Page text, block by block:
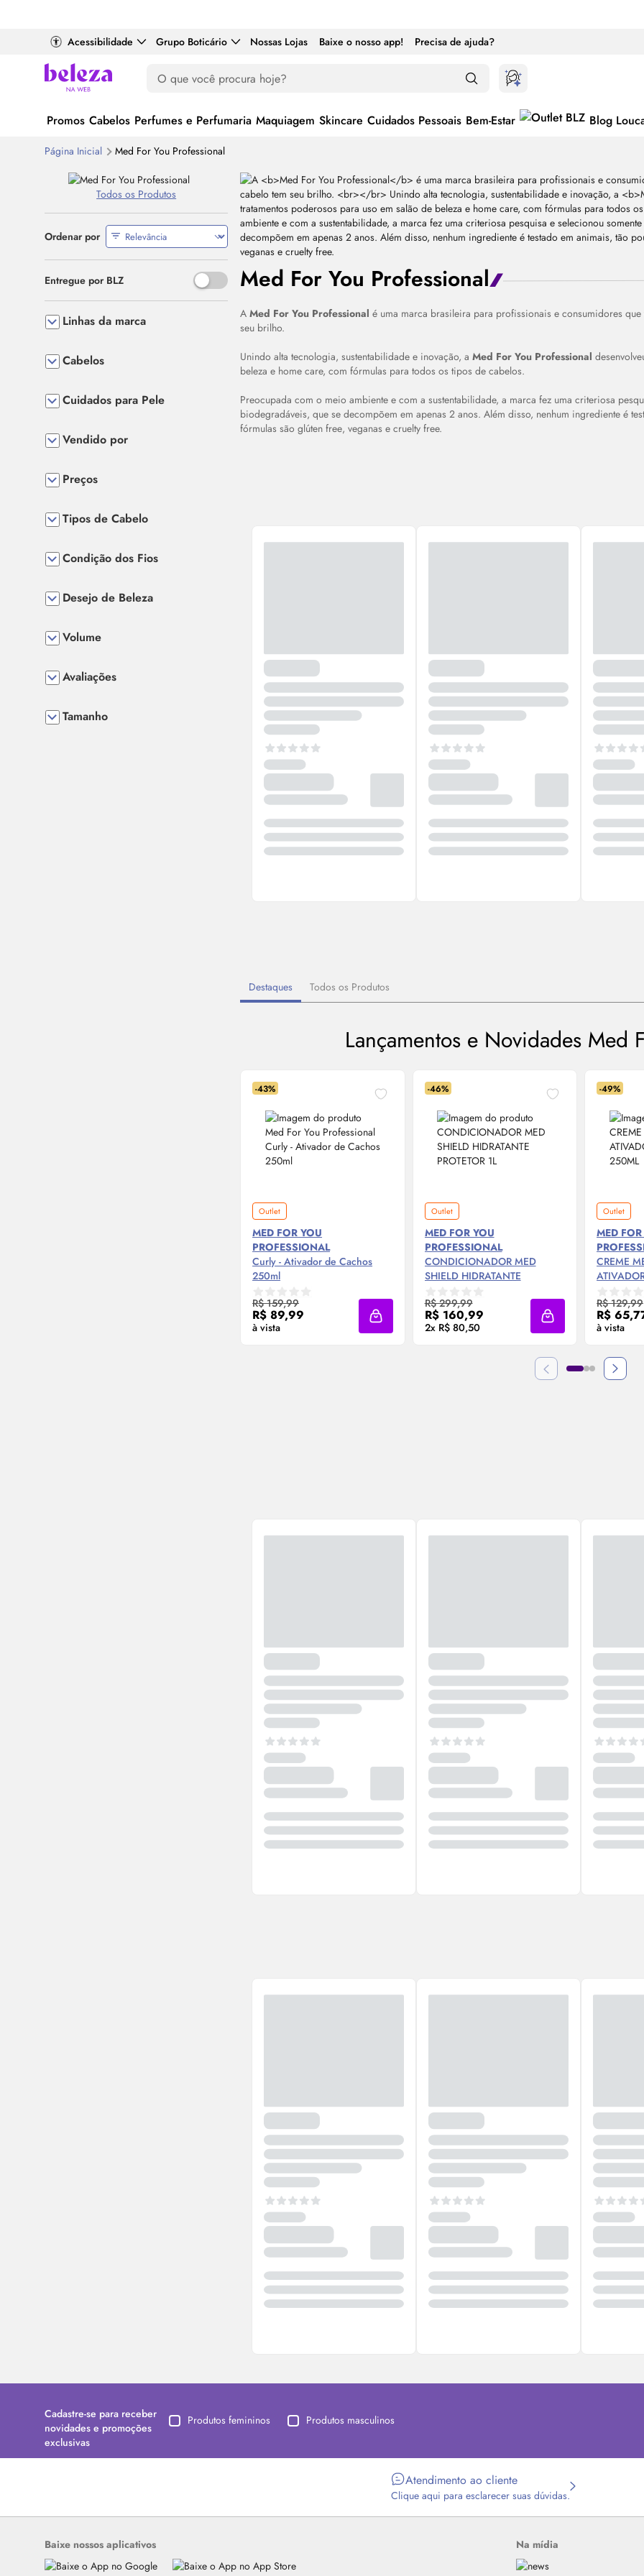
Acessibilidade Grupo Boticário Nossas Lojas Baixe o nosso app! Precisa de ajuda?
Promos Cabelos Perfumes e Perfumaria Maquiagem Skincare Cuidados Pessoais Bem-Estar Blog
Página Inicial Med For You Professional
Med For You Professional
AMed For You Professional é uma marca brasileira para profissionais e consumidores
seu brilho.
Unindo alta tecnologia, sustentabilidade e inovação, aMed For You Professional
beleza e home care, com fórmulas para todos os tipos de cabelos.
Preocupada com o meio ambiente e com a sustentabilidade, a marca fez uma criteriosa
biodegradáveis, que se decompõem em apenas 2 anos. Além disso, nenhum ingrediente é
fórmulas são glútenfree, veganas ecruelty free.
Destaques Todos os Produtos
Lançamentos e Novidades Med
-43%
Outlet
MED FOR YOU
PROFESSIONAL
Curly - Ativador de Cachos
250ml
R$ 159,99
R$ 89,99
à vista
Compre Agora ❯
Adicionar à sacola
-46%
Outlet
MED FOR YOU
PROFESSIONAL
CONDICIONADOR MED
SHIELD HIDRATANTE
R$ 299,99
R$ 160,99
2x R$ 80,50
Compre Agora ❯
Adicionar à sacola
-49%
Outlet
MED
CREME
R$ 129,99
R$
à vista
Todos os Produtos
Ordenar por
Entregue por BLZ Use o espaço ou Enter para alternar entre ativado e desativado
Linhas da marca
Cabelos
Cuidados para Pele
Vendido por
Preços
Tipos de Cabelo
Condição dos Fios
Desejo de Beleza
Volume
Avaliações
Tamanho
Cadastre-se para receber
novidades e promoções
exclusivas
Produtos femininos Produtos masculinos
Atendimento ao cliente
Clique aqui para esclarecer suas dúvidas.
Baixe nossos aplicativos Na mídia